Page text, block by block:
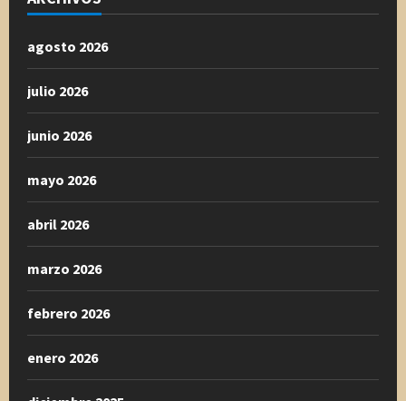
agosto 2026
julio 2026
junio 2026
mayo 2026
abril 2026
marzo 2026
febrero 2026
enero 2026